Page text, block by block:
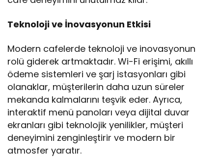
Teknoloji ve İnovasyonun Etkisi
Modern cafelerde teknoloji ve inovasyonun
rolü giderek artmaktadır. Wi-Fi erişimi, akıllı
ödeme sistemleri ve şarj istasyonları gibi
olanaklar, müşterilerin daha uzun süreler
mekanda kalmalarını teşvik eder. Ayrıca,
interaktif menü panoları veya dijital duvar
ekranları gibi teknolojik yenilikler, müşteri
deneyimini zenginleştirir ve modern bir
atmosfer yaratır.